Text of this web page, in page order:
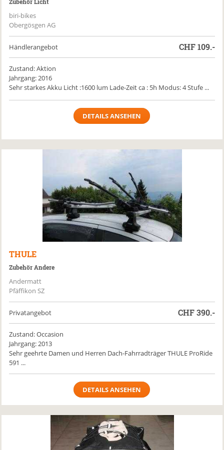
biri-bikes
Obergösgen AG
Händlerangebot CHF109.-
Zustand: Aktion
Jahrgang: 2016
Sehr starkes Akku Licht :1600 lum Lade-Zeit ca : 5h Modus: 4 Stufe ...
DETAILS ANSEHEN
THULE
Zubehör Andere
Andermatt
Pfäffikon SZ
Privatangebot CHF390.-
Zustand: Occasion
Jahrgang: 2013
Sehr geehrte Damen und Herren Dach-Fahrradträger THULE ProRide
591 ...
DETAILS ANSEHEN